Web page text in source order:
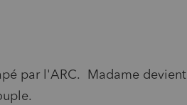
par l'ARC. Madame devient